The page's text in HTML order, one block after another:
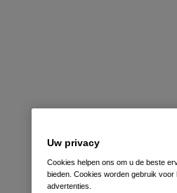
Uw privacy
Cookies helpen ons om u de beste
bieden. Cookies worden gebruik
advertenties.